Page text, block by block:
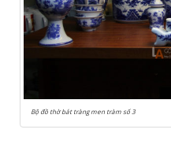
Bộ đồ thờ bát tràng men tràm số 3